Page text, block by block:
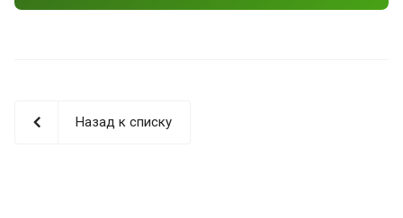
Назад к списку